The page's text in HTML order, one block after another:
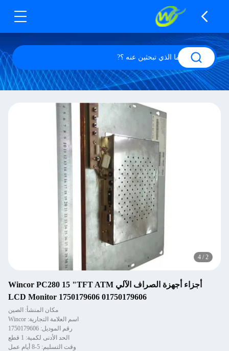
2
/
4
أجزاء أجهزة الصراف الآلي Wincor PC280 15 "TFT ATM
LCD Monitor 1750179606 01750179606
مكان المنشأ: الصين
اسم العلامة التجارية: Wincor
رقم الموديل: 1750179606
الحد الأدنى لكمية: 1 قطع
وقت التسليم: 5-8 أيام عمل